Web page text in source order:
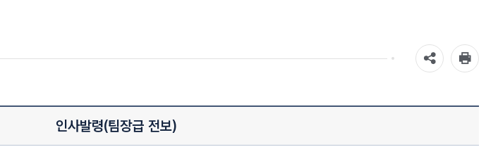
인사발령(팀장급 전보)